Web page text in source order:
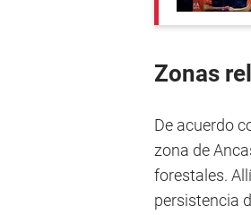
Zonas
De acuerdo
zona de
forestales.
persistencia